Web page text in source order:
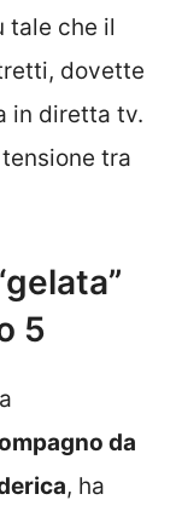
tale che il
dovette
in diretta tv.
tra
5
da
, ha